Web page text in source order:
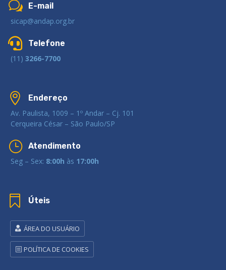
w
E-mail
sicap@andap.org.br

Telefone
(11) 3266-7700

Endereço
Av. Paulista, 1009 – 1º Andar – Cj. 101
Cerqueira César – São Paulo/SP
}
Atendimento
Seg – Sex: 8:00h às 17:00h
 Úteis
ÁREA DO USUÁRIO
POLÍTICA DE COOKIES